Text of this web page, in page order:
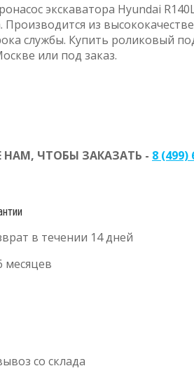
экскаватора Hyundai
Производится из
службы. Купить роликовый
или под заказ.
ЧТОБЫ ЗАКАЗАТЬ - 8 (499)
в течении 14 дней
месяцев
со склада